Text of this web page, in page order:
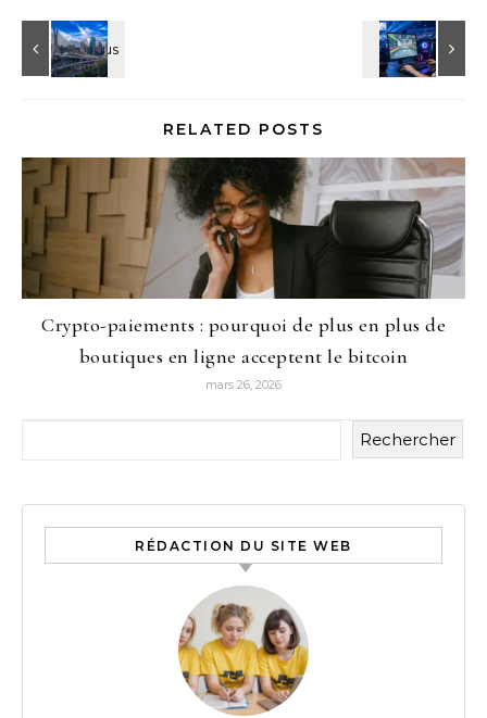
RELATED POSTS
Crypto-paiements : pourquoi de plus en plus de
boutiques en ligne acceptent le bitcoin
mars 26, 2026
Rechercher
RÉDACTION DU SITE WEB